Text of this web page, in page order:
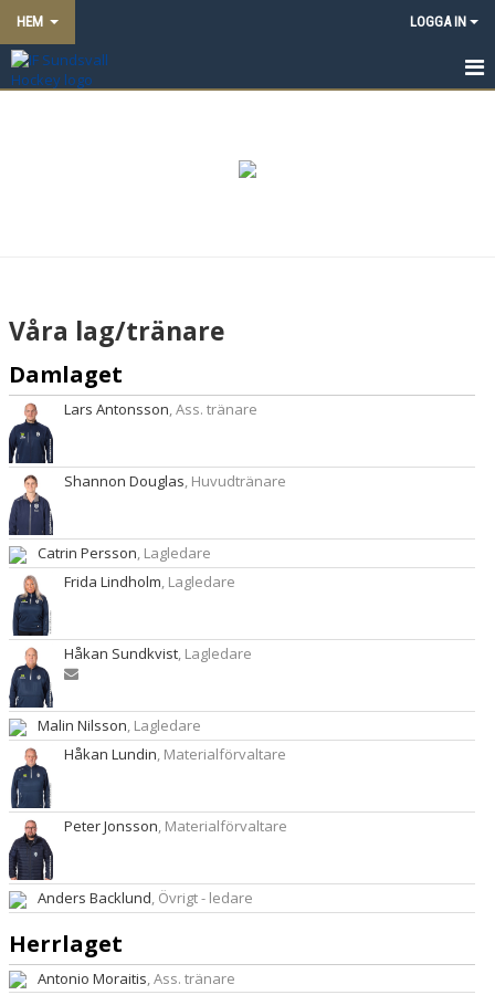
HEM LOGGA IN
DOKUMENT
VÅRA LAG/TRÄNARE
MATCHER
Våra lag/tränare
Damlaget
Lars Antonsson, Ass. tränare
Shannon Douglas, Huvudtränare
Catrin Persson, Lagledare
Frida Lindholm, Lagledare
Håkan Sundkvist, Lagledare
Malin Nilsson, Lagledare
Håkan Lundin, Materialförvaltare
Peter Jonsson, Materialförvaltare
Anders Backlund, Övrigt - ledare
Herrlaget
Antonio Moraitis , Ass. tränare